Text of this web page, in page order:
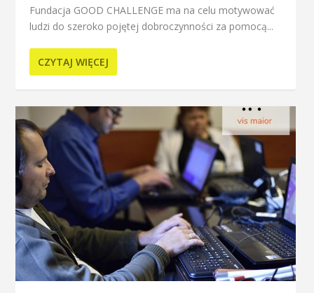
Fundacja GOOD CHALLENGE ma na celu motywować
ludzi do szeroko pojętej dobroczynności za pomocą...
CZYTAJ WIĘCEJ